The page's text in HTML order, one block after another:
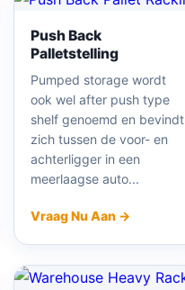
Push Back
Palletstelling
Pumped storage wordt
ook wel after push type
shelf genoemd en bevindt
zich tussen de voor- en
achterligger in een
meerlaagse auto...
Vraag Nu Aan →